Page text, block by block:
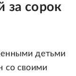
за сорок
детьми
со своими